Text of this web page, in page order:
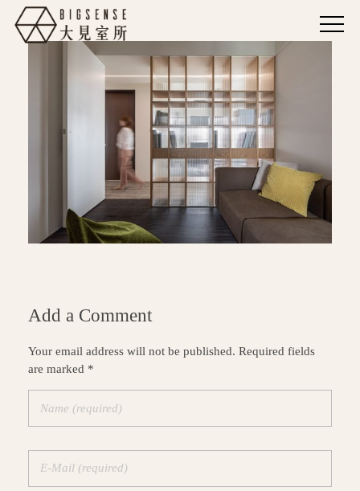
Add a Comment
Your email address will not be published. Required fields
are marked *